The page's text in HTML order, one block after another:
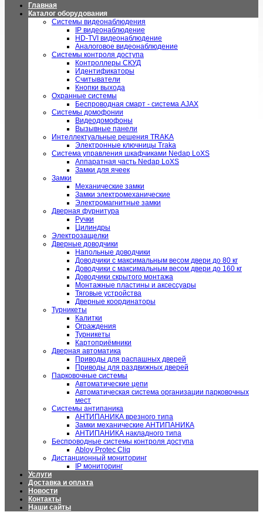
Главная
Каталог оборудования
Системы видеонаблюдения
IP видеонаблюдение
HD-TVI видеонаблюдение
Аналоговое видеонаблюдение
Системы контроля доступа
Контроллеры СКУД
Идентификаторы
Считыватели
Кнопки выхода
Охранные системы
Беспроводная смарт - система AJAX
Системы домофонии
Видеодомофоны
Вызывные панели
Интеллектуальные решения TRAKA
Электронные ключницы Traka
Система управления шкафчиками Nedap LoXS
Аппаратная часть Nedap LoXS
Замки для ячеек
Замки
Механические замки
Замки электромеханические
Электромагнитные замки
Дверная фурнитура
Ручки
Цилиндры
Электрозащелки
Дверные доводчики
Напольные доводчики
Доводчики с максимальным весом двери до 80 кг
Доводчики с максимальным весом двери до 160 кг
Доводчики скрытого монтажа
Монтажные пластины и аксессуары
Тяговые устройства
Дверные координаторы
Турникеты
Калитки
Ограждения
Турникеты
Картоприёмники
Дверная автоматика
Приводы для распашных дверей
Приводы для раздвижных дверей
Парковочные системы
Автоматические цепи
Автоматическая система организации парковочных
мест
Системы антипаника
АНТИПАНИКА врезного типа
Замки механические АНТИПАНИКА
АНТИПАНИКА накладного типа
Беспроводные системы контроля доступа
Abloy Protec Cliq
Дистанционный мониторинг
IP мониторинг
Услуги
Доставка и оплата
Новости
Контакты
Наши сайты